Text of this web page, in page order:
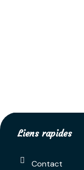
Liens rapides
Contact